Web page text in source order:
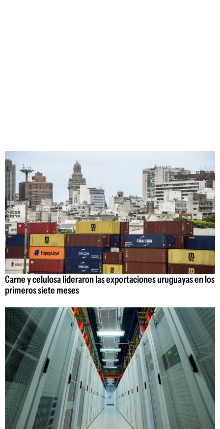
Carne y celulosa lideraron las exportaciones uruguayas en los
primeros siete meses